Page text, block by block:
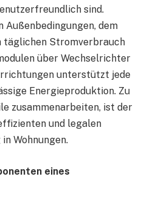
sind.
Außenbedingungen, dem
täglichen Stromverbrauch
über Wechselrichter
unterstützt jede
Energieproduktion. Zu
zusammenarbeiten, ist der
und legalen
Wohnungen.
eines